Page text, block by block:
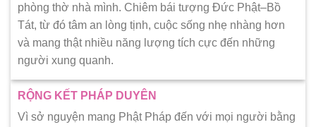
phòng thờ nhà mình. Chiêm bái tượng Đức Phật–Bồ
Tát, từ đó tâm an lòng tịnh, cuộc sống nhẹ nhàng hơn
và mang thật nhiều năng lượng tích cực đến những
người xung quanh.
RỘNG KẾT PHÁP DUYÊN
Vì sở nguyện mang Phật Pháp đến với mọi người bằng